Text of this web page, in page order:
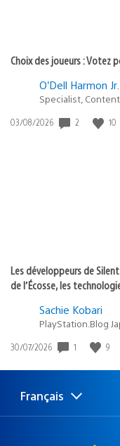
Choix des joueurs : Votez
O’Dell Harmon Jr.
Specialist,
Date
03/08/2026 2 10
Les développeurs de
de l’Écosse, les
Sachie Kobari
PlayStation.Blog
Date
publication
30/07/2026 1 9
Choisir
une
Région
actuelle
Français